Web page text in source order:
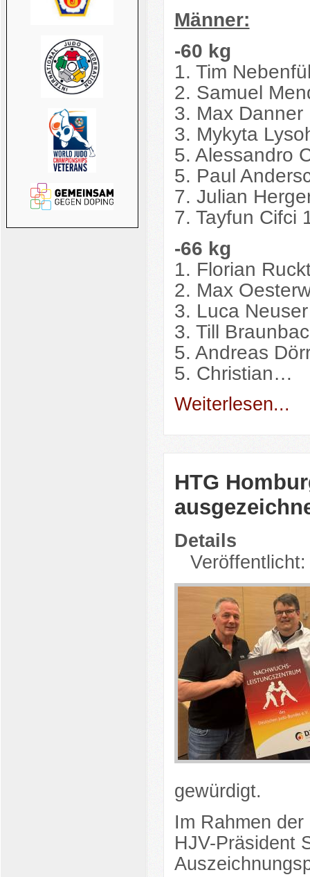
Männer:
-60 kg
1. Tim
2. Samuel
3. Max
3. Mykyta
5. Alessandro
5. Paul
7. Julian
7. Tayfun Cifci
-66 kg
1. Florian
2. Max
3. Luca
3. Till
5. Andreas
5. Christian…
Weiterlesen...
HTG
Details
gewürdigt.
Im Rahmen
HJV-Präsident